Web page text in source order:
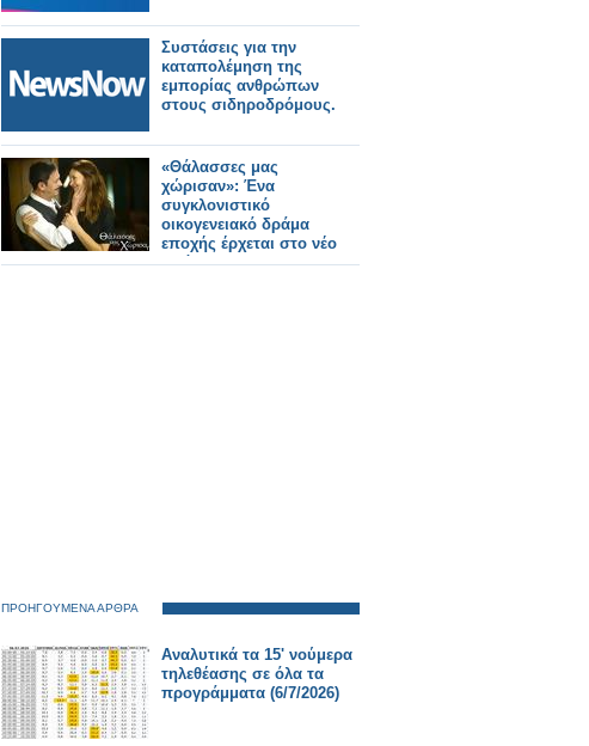
Συστάσεις για την
καταπολέμηση της
εμπορίας ανθρώπων
στους σιδηροδρόμους.
«Θάλασσες μας
χώρισαν»: Ένα
συγκλονιστικό
οικογενειακό δράμα
εποχής έρχεται στο νέο
πρόγραμμα της ΕΡΤ
ΠΡΟΗΓΟΥΜΕΝΑ ΑΡΘΡΑ
Αναλυτικά τα 15' νούμερα
τηλεθέασης σε όλα τα
προγράμματα (6/7/2026)